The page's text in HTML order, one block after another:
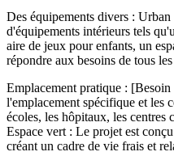
Des équipements divers :
d'équipements intérieurs tels
aire de jeux pour enfants, un
répondre aux besoins de tous
Emplacement pratique :
l'emplacement spécifique et les
écoles, les hôpitaux, les centres
Espace vert : Le projet est
créant un cadre de vie frais et